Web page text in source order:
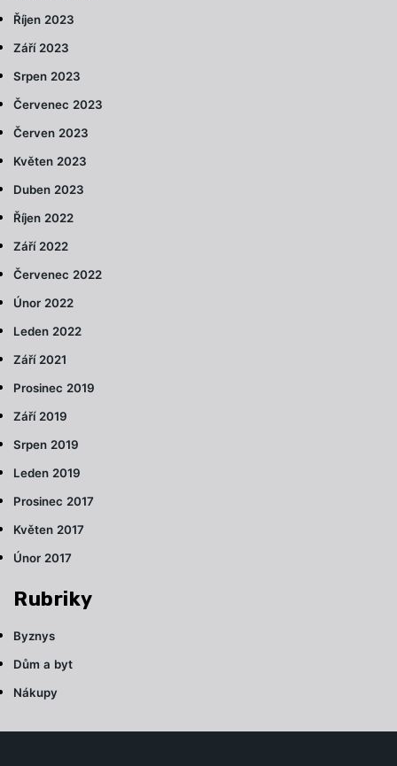
Říjen 2023
Září 2023
Srpen 2023
Červenec 2023
Červen 2023
Květen 2023
Duben 2023
Říjen 2022
Září 2022
Červenec 2022
Únor 2022
Leden 2022
Září 2021
Prosinec 2019
Září 2019
Srpen 2019
Leden 2019
Prosinec 2017
Květen 2017
Únor 2017
Rubriky
Byznys
Dům a byt
Nákupy